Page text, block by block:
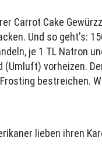
Carrot Cake
Und so geht's:
je 1 TL Natron
(Umluft) vorheizen.
bestreichen.
lieben ihren